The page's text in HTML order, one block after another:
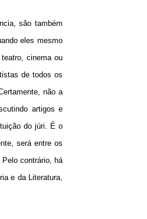
são também
eles mesmo
cinema ou
de todos os
não a
artigos e
do júri. É o
será entre os
contrário, há
e da Literatura,